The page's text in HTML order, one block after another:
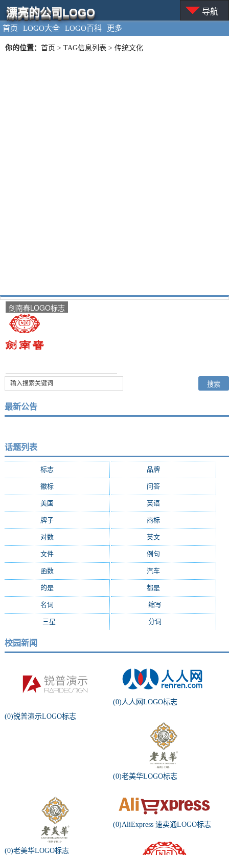
首页 LOGO大全 LOGO百科 更多
漂亮的公司LOGO 导航
你的位置： 首页 > TAG信息列表 > 传统文化
剑南春LOGO标志
最新公告
话题列表
标志 品牌(7684)
徽标 问答(4756)
美国 英语(2362)
牌子 商标(2139)
对数 英文(2103)
文件 例句
函数 汽车(1162)
的是 都是(1077)
名词 缩写
三星 分词
校园新闻
(0)锐普演示LOGO标志
(0)人人网LOGO标志
(0)老美华LOGO标志
(0)老美华LOGO标志
(0)AliExpress 速卖通LOGO标志